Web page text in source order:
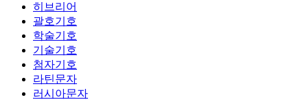
히브리어
괄호기호
학술기호
기술기호
첨자기호
라틴문자
러시아문자